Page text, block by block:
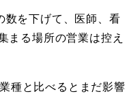
数を下げて、医師、看
まる場所の営業は控え
種と比べるとまだ影響